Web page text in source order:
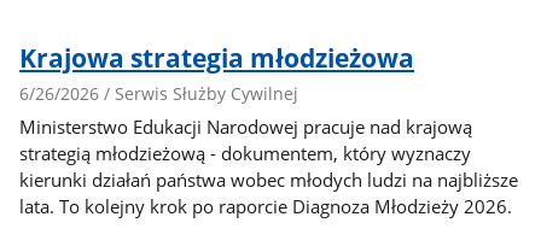
Krajowa strategia młodzieżowa
6/26/2026 / Serwis Służby Cywilnej
Ministerstwo Edukacji Narodowej pracuje nad krajową
strategią młodzieżową - dokumentem, który wyznaczy
kierunki działań państwa wobec młodych ludzi na najbliższe
lata. To kolejny krok po raporcie Diagnoza Młodzieży 2026.